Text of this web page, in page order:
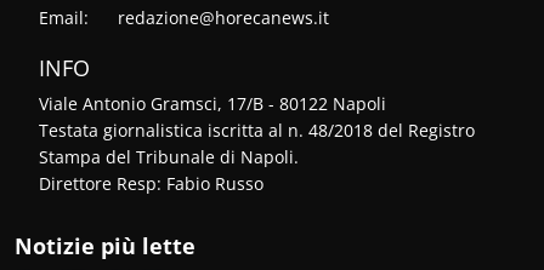
Email: redazione@horecanews.it
INFO
Viale Antonio Gramsci, 17/B - 80122 Napoli
Testata giornalistica iscritta al n. 48/2018 del Registro
Stampa del Tribunale di Napoli.
Direttore Resp: Fabio Russo
Notizie più lette